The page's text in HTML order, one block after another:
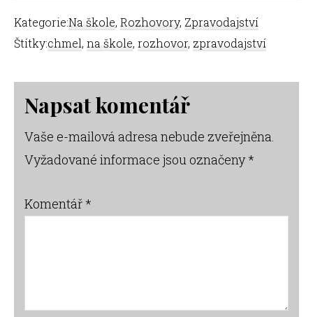
Kategorie:Na škole, Rozhovory, Zpravodajství
Štítky:chmel, na škole, rozhovor, zpravodajství
Reader
Interactions
Napsat komentář
Vaše e-mailová adresa nebude zveřejněna.
Vyžadované informace jsou označeny*
Komentář*